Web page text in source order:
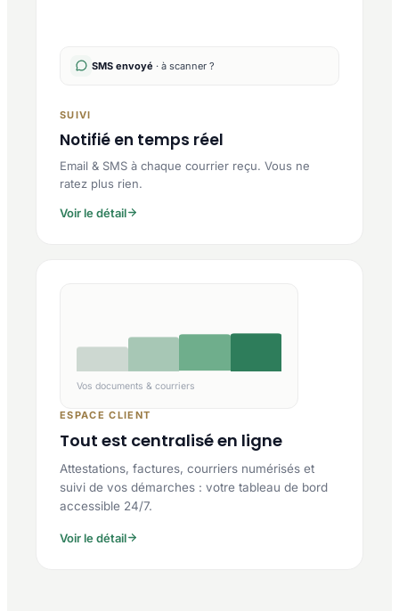
SMS envoyé · à scanner ?
SUIVI
Notifié en temps réel
Email & SMS à chaque courrier reçu. Vous ne
ratez plus rien.
Voir le détail
Vos documents & courriers
ESPACE CLIENT
Tout est centralisé en ligne
Attestations, factures, courriers numérisés et
suivi de vos démarches : votre tableau de bord
accessible 24/7.
Voir le détail